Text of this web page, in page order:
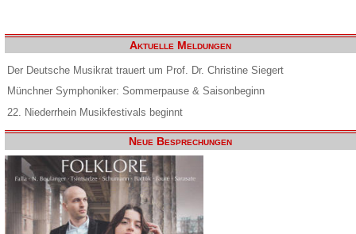
Aktuelle Meldungen
Der Deutsche Musikrat trauert um Prof. Dr. Christine Siegert
Münchner Symphoniker: Sommerpause & Saisonbeginn
22. Niederrhein Musikfestivals beginnt
Neue Besprechungen